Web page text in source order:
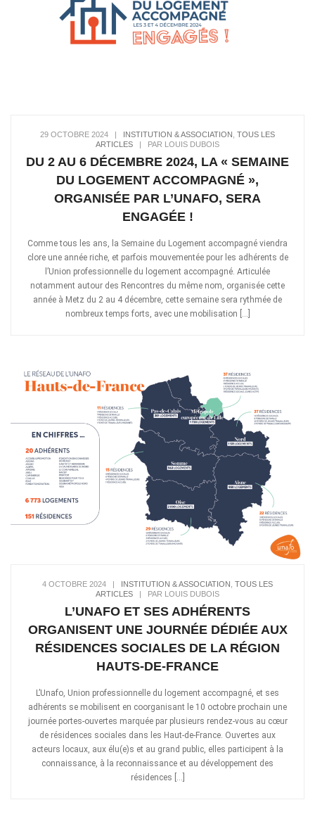
29 OCTOBRE 2024 | INSTITUTION & ASSOCIATION TOUS LES
ARTICLES | PAR LOUIS DUBOIS
DU 2 AU 6 DÉCEMBRE 2024, LA « SEMAINE
DU LOGEMENT ACCOMPAGNÉ »,
ORGANISÉE PAR L’UNAFO, SERA
ENGAGÉE !
Comme tous les ans, la Semaine du Logement accompagné viendra
clore une année riche, et parfois mouvementée pour les adhérents de
l’Union professionnelle du logement accompagné. Articulée
notamment autour des Rencontres du même nom, organisée cette
année à Metz du 2 au 4 décembre, cette semaine sera rythmée de
nombreux temps forts, avec une mobilisation […]
4 OCTOBRE 2024 | INSTITUTION & ASSOCIATION TOUS LES
ARTICLES | PAR LOUIS DUBOIS
L’UNAFO ET SES ADHÉRENTS
ORGANISENT UNE JOURNÉE DÉDIÉE AUX
RÉSIDENCES SOCIALES DE LA RÉGION
HAUTS-DE-FRANCE
L’Unafo, Union professionnelle du logement accompagné, et ses
adhérents se mobilisent en coorganisant le 10 octobre prochain une
journée portes-ouvertes marquée par plusieurs rendez-vous au cœur
de résidences sociales dans les Haut-de-France. Ouvertes aux
acteurs locaux, aux élu(e)s et au grand public, elles participent à la
connaissance, à la reconnaissance et au développement des
résidences […]